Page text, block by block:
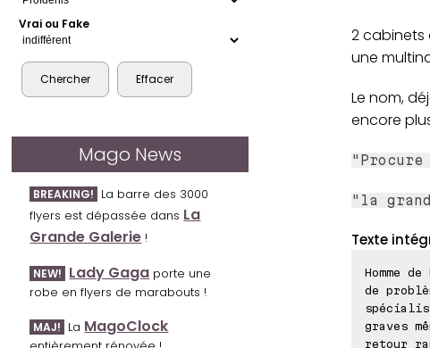
Vrai ou Fake
Mago News
BREAKING! La barre des 3000
flyers est dépassée dans La
Grande Galerie !
NEW! Lady Gaga porte une
robe en flyers de marabouts !
MAJ! La MagoClock
2 cabinets
une
Le nom,
encore
"la
Texte
Homme
de
graves
retour